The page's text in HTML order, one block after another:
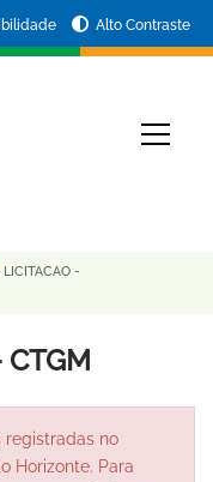
Alto Contraste
LICITACAO -
CTGM
registradas no
Horizonte. Para